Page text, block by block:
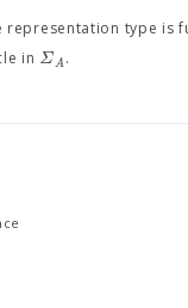
type is
in ΣA.